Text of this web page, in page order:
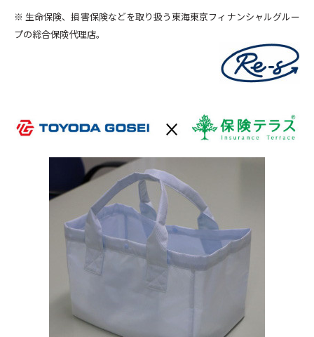
※ 生命保険、損害保険などを取り扱う東海東京フィナンシャルグルー
プの総合保険代理店。